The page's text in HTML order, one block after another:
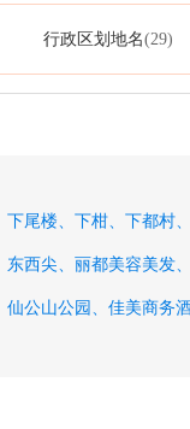
行政区划地名(29)
下尾楼、 下柑、 下都村
东西尖、 丽都美容美发
仙公山公园、 佳美商务